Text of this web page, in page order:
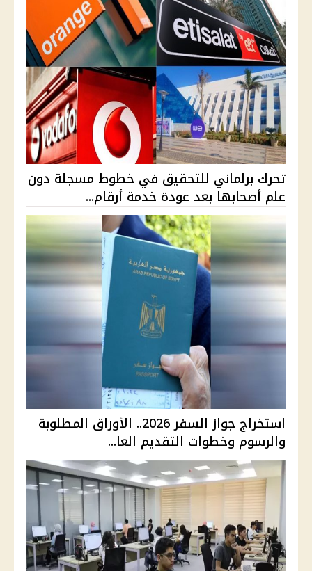
تحرك برلماني للتحقيق في خطوط مسجلة دون
علم أصحابها بعد عودة خدمة أرقام...
استخراج جواز السفر 2026.. الأوراق المطلوبة
والرسوم وخطوات التقديم العا...